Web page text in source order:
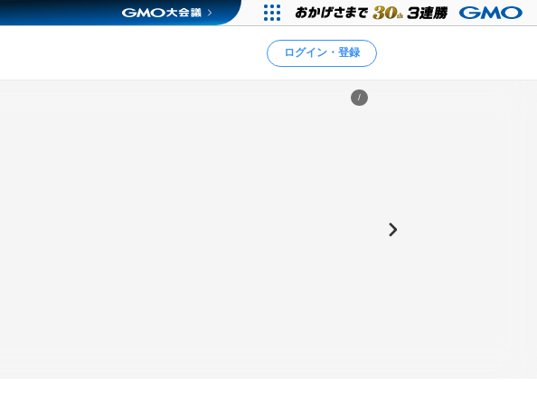
ログイン・登録
/